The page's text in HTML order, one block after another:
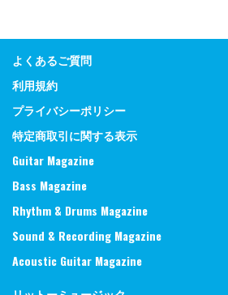
よくあるご質問
利用規約
プライバシーポリシー
特定商取引に関する表示
Guitar Magazine
Bass Magazine
Rhythm & Drums Magazine
Sound & Recording Magazine
Acoustic Guitar Magazine